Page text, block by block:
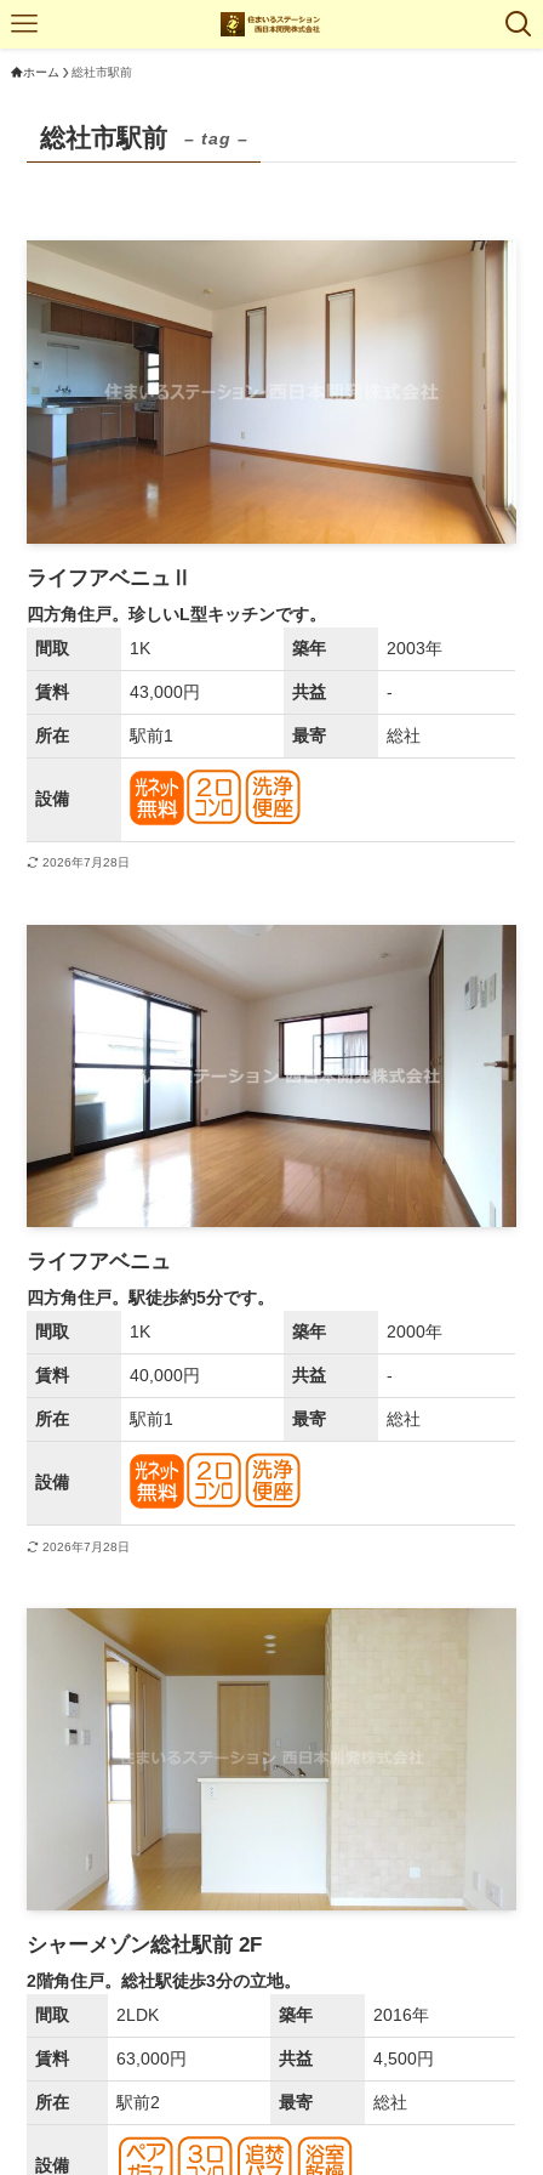
ホーム 総社市駅前
総社市駅前 – tag –
ライフアベニュⅡ
四方角住戸。珍しいL型キッチンです。
間取
1K 築年 2003年
賃料 43,000円 共益 -
所在 駅前1 最寄 総社
設備
2026年7月28日
ライフアベニュ
四方角住戸。駅徒歩約5分です。
間取
1K 築年 2000年
賃料 40,000円 共益 -
所在 駅前1 最寄 総社
設備
2026年7月28日
シャーメゾン総社駅前 2F
2階角住戸。総社駅徒歩3分の立地。
間取
2LDK 築年 2016年
賃料 63,000円 共益 4,500円
所在 駅前2 最寄 総社
設備